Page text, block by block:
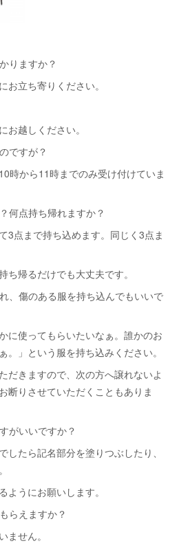
りますか？
お立ち寄りください。
お越しください。
ですが？
時から11時までのみ受け付けていま
何点持ち帰れますか？
3点まで持ち込めます。同じく3点ま
ち帰るだけでも大丈夫です。
、傷のある服を持ち込んでもいいで
に使ってもらいたいなぁ。誰かのお
。」という服を持ち込みください。
だきますので、次の方へ譲れないよ
断りさせていただくこともありま
がいいですか？
したら記名部分を塗りつぶしたり、
ようにお願いします。
らえますか？
ません。